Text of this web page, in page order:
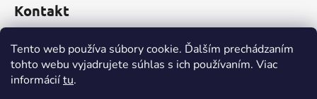
Tento web používa súbory cookie. Ďalším prechádzaním
tohto webu vyjadrujete súhlas s ich používaním. Viac
informáciítu.
Kontakt
obchod@incomp.sk
0910 999 552